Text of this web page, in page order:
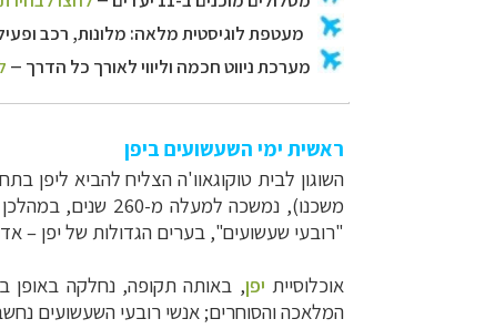
ראשית ימי השעשועים ביפן
משכנו), נמשכה
"רובעי שעשועים", בערים הגדולות של יפן –
אוכלוסיית יפן, באותה תקופה, נחלקה באופן
המלאכה והסוחרים; אנשי רובעי השעשועים